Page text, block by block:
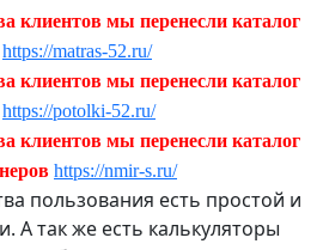
клиентов мы перенесли каталог
https://matras-52.ru/
клиентов мы перенесли каталог
https://potolki-52.ru/
клиентов мы перенесли каталог
https://nmir-s.ru/
пользования есть простой и
А так же есть калькуляторы